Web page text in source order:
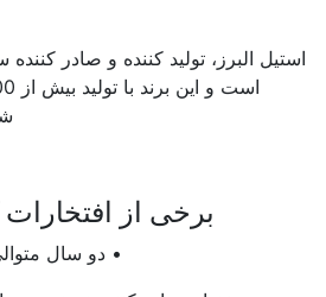
البرز، تولید کننده و صادر کننده
برخی از افتخارات
• دو سال متوالی